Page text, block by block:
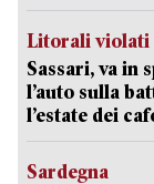
Litorali violati
Sassari, va in
l’auto sulla
l’estate dei
Sardegna